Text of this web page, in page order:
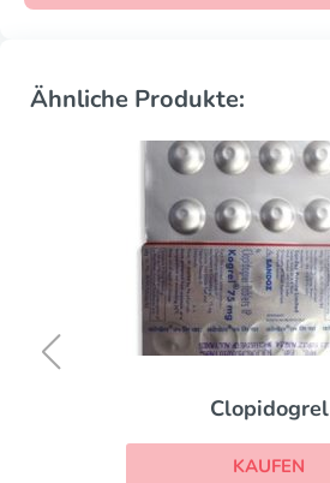
Ähnliche Produkte:
Clopidogrel
KAUFEN